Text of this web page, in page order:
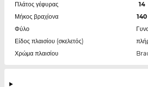
Πλάτος γέφυρας
14
Μήκος βραχίονα
140
Φύλο
Είδος πλαισίου (σκελετός)
Χρώμα πλαισίου